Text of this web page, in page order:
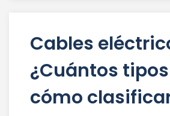
Cables
¿Cuántos
cómo